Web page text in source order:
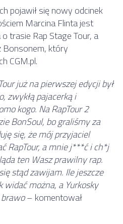
pojawił się nowy odcinek
Marcina Flinta jest
trasie Rap Stage Tour, a
który
CGM.pl.
już na pierwszej edycji był
zwykłą pajacerką i
kogo. Na RapTour 2
BonSoul, bo graliśmy za
się, że mój przyjaciel
RapTour, a mnie j***ć i ch*j
ten Wasz prawilny rap.
stąd zawijam. Ile jeszcze
można, a Yurkosky
– komentował